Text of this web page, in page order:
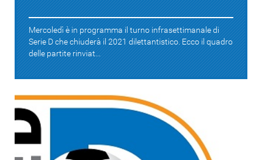
Mercoledì è in programma il turno infrasettimanale di
Serie D che chiuderà il 2021 dilettantistico. Ecco il quadro
delle partite rinviat...